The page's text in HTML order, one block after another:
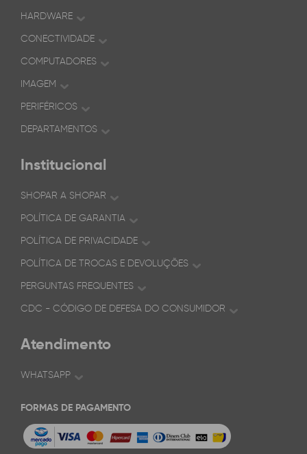
HARDWARE
CONECTIVIDADE
COMPUTADORES
IMAGEM
PERIFÉRICOS
DEPARTAMENTOS
Institucional
SHOPAR A SHOPAR
POLÍTICA DE GARANTIA
POLÍTICA DE PRIVACIDADE
POLÍTICA DE TROCAS E DEVOLUÇÕES
PERGUNTAS FREQUENTES
CDC - CÓDIGO DE DEFESA DO CONSUMIDOR
Atendimento
WHATSAPP
FORMAS DE PAGAMENTO